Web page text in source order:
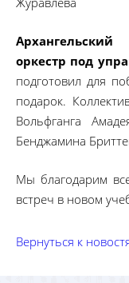
оркестр под
подготовил для
подарок.
Вольфганга
Бенджамина
Мы благодарим
встреч в новом
Вернуться к